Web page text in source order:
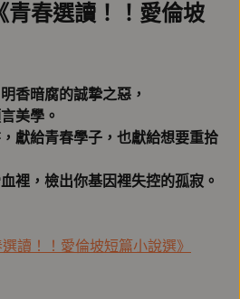
春選讀！！愛倫坡
香暗腐的誠摯之惡，
美學。
獻給青春學子，也獻給想要重拾
裡，檢出你基因裡失控的孤寂。
選讀！！愛倫坡短篇小說選》